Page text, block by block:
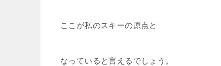
ここが私のスキーの原点と
なっていると言えるでしょう。